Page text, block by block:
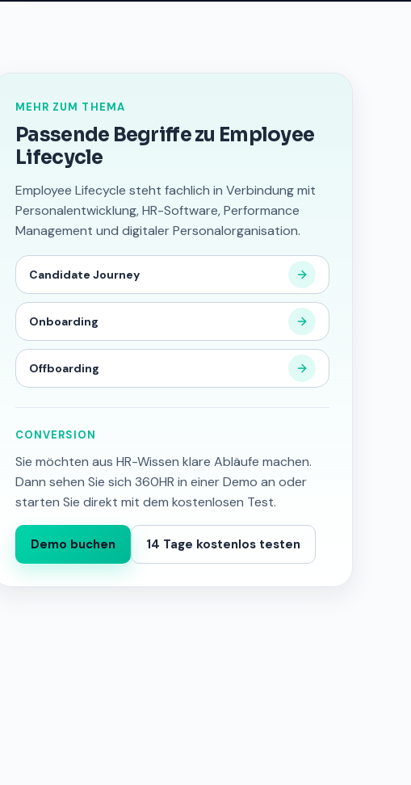
MEHR ZUM THEMA
Passende Begriffe zu Employee
Lifecycle
Employee Lifecycle steht fachlich in Verbindung mit
Personalentwicklung, HR-Software, Performance
Management und digitaler Personalorganisation.
Candidate Journey
Onboarding
Offboarding
CONVERSION
Sie möchten aus HR-Wissen klare Abläufe machen.
Dann sehen Sie sich 360HR in einer Demo an oder
starten Sie direkt mit dem kostenlosen Test.
Demo buchen 14 Tage kostenlos testen